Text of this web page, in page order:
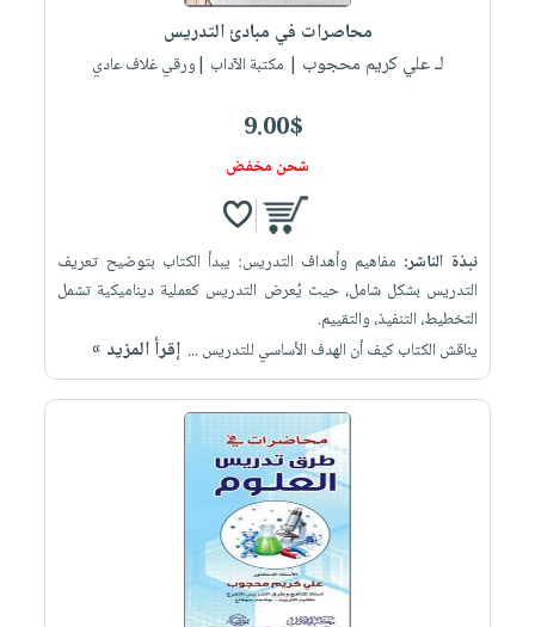
محاصرات في مبادئ التدريس
لـ علي كريم محجوب | مكتبة الآداب |ورقي غلاف عادي
9.00$
شحن مخفض
نبذة الناشر: مفاهيم وأهداف التدريس: يبدأ الكتاب بتوضيح تعريف
التدريس بشكل شامل، حيث يُعرض التدريس كعملية ديناميكية تشمل
التخطيط، التنفيذ، والتقييم.
يناقش الكتاب كيف أن الهدف الأساسي للتدريس ... إقرأ المزيد »